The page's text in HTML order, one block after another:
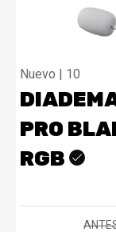
Nuevo | 10
PRO
RGB